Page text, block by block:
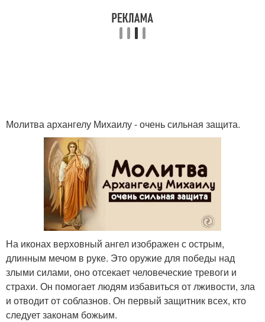
Молитва архангелу Михаилу - очень сильная защита.
На иконах верховный ангел изображен с острым,
длинным мечом в руке. Это оружие для победы над
злыми силами, оно отсекает человеческие тревоги и
страхи. Он помогает людям избавиться от лживости, зла
и отводит от соблазнов. Он первый защитник всех, кто
следует законам божьим.